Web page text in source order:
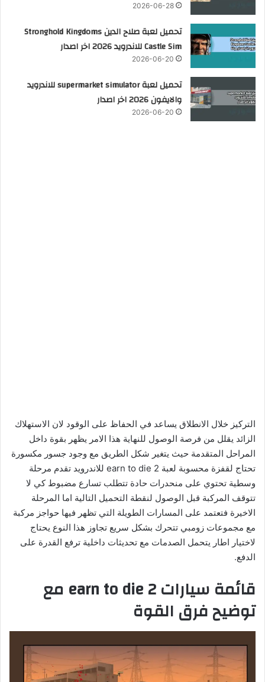
2026-06-28
تحميل لعبة صلاح الدين Stronghold Kingdoms
Castle Sim للاندرويد 2026 اخر اصدار
2026-06-20
تحميل لعبة supermarket simulator للاندرويد
والايفون 2026 اخر اصدار
2026-06-20
التركيز خلال الانطلاق يساعد في الحفاظ على الوقود لان الاستهلاك
الزائد يقلل من فرصة الوصول للنهاية هذا الامر يظهر بقوة داخل
المراحل المتقدمة حيث يتغير شكل الطريق مع وجود جسور مكسورة
تحتاج لقفزة محسوبة لعبة earn to die 2 للاندرويد تقدم مرحلة
وسطية تحتوي على منحدرات حادة تتطلب تسارع مضبوط كي لا
تتوقف المركبة قبل الوصول لنقطة التحميل التالية اما المرحلة
الاخيرة فتعتمد على المسارات الطويلة التي تظهر فيها حواجز مركبة
مع مجموعات زومبي تتحرك بشكل سريع تجاوز هذا النوع يحتاج
لاختيار اطار يتحمل الصدمات مع تحديثات داخلية ترفع القدرة على
الدفع.
قائمة سيارات earn to die 2 مع
توضيح فرق القوة